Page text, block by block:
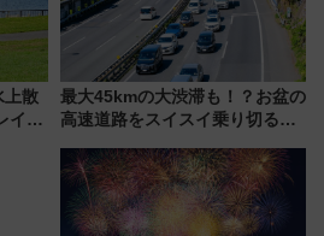
上散
イク
玉
最大45kmの大渋滞も！？お盆の
高速道路をスイスイ乗り切る快